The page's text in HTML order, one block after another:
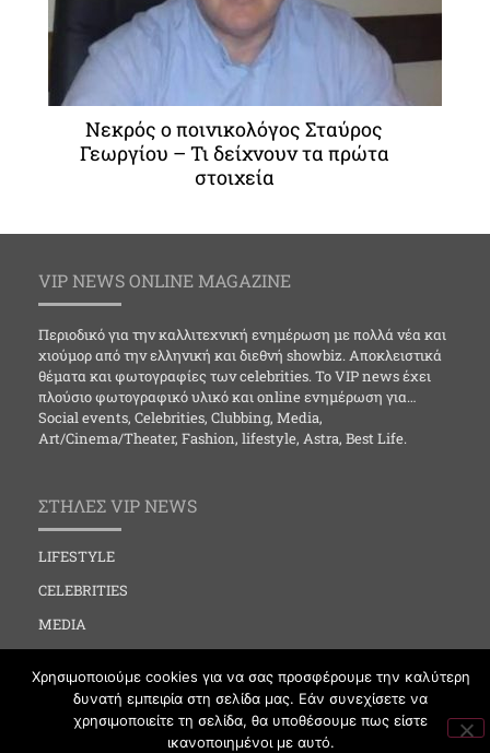
Νεκρός ο ποινικολόγος Σταύρος
Γεωργίου – Τι δείχνουν τα πρώτα
στοιχεία
VIP NEWS ONLINE MAGAZINE
Περιοδικό για την καλλιτεχνική ενημέρωση με πολλά νέα και
χιούμορ από την ελληνική και διεθνή showbiz. Αποκλειστικά
θέματα και φωτογραφίες των celebrities. Το VIP news έχει
πλούσιο φωτογραφικό υλικό και online ενημέρωση για…
Social events, Celebrities, Clubbing, Media,
Art/Cinema/Theater, Fashion, lifestyle, Astra, Best Life.
ΣΤΗΛΕΣ VIP NEWS
LIFESTYLE
CELEBRITIES
MEDIA
CLUBBING
FASHION
Χρησιμοποιούμε cookies για να σας προσφέρουμε την καλύτερη
δυνατή εμπειρία στη σελίδα μας. Εάν συνεχίσετε να
χρησιμοποιείτε τη σελίδα, θα υποθέσουμε πως είστε
ικανοποιημένοι με αυτό.